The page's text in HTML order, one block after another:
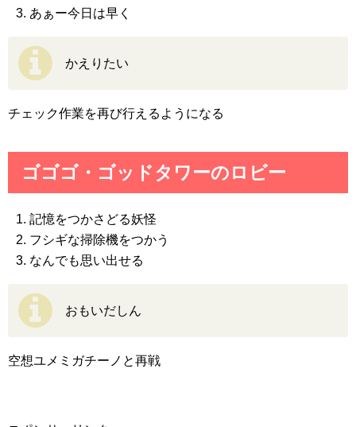
あぁー今日は早く
かえりたい
チェック作業を再び行えるようになる
ゴゴゴ・ゴッドタワーのロビー
記憶をつかさどる妖怪
フシギな掃除機をつかう
なんでも思い出せる
おもいだしん
空想ユメミガチーノと再戦